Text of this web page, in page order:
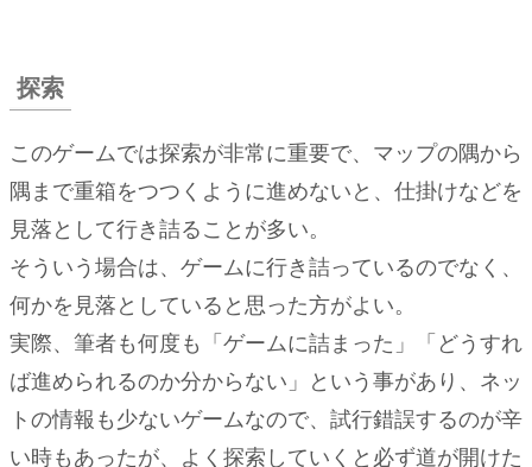
探索
このゲームでは探索が非常に重要で、マップの隅から
隅まで重箱をつつくように進めないと、仕掛けなどを
見落として行き詰ることが多い。
そういう場合は、ゲームに行き詰っているのでなく、
何かを見落としていると思った方がよい。
実際、筆者も何度も「ゲームに詰まった」「どうすれ
ば進められるのか分からない」という事があり、ネッ
トの情報も少ないゲームなので、試行錯誤するのが辛
い時もあったが、よく探索していくと必ず道が開けた